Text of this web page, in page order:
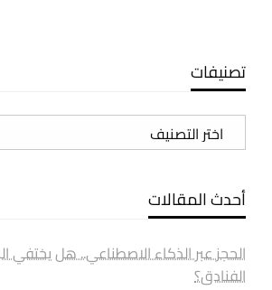
تصنيفات
تصنيفات
أحدث المقالات
الحجز عبر الذكاء الاصطناعي.. هل يختفي
الفنادق؟